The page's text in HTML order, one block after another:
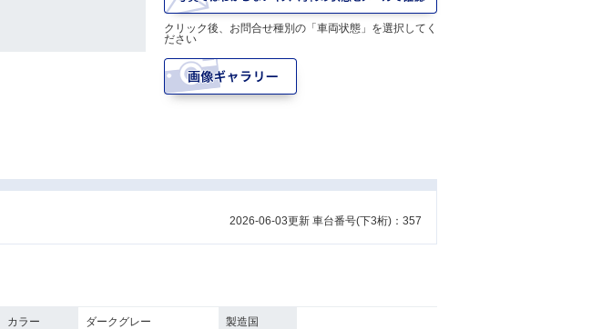
クリック後、お問合せ種別の「車両状態」を選択してく
ださい
2026-06-03更新 車台番号(下3桁)：357
カラー ダークグレー 製造国